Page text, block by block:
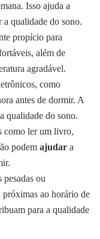
Isso ajuda a
qualidade do sono.
propício para
além de
agradável.
como
antes de dormir. A
qualidade do sono.
como ler um livro,
podem ajudar a
ou
próximas ao horário de
para a qualidade